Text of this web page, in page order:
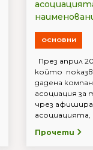
ОСНОВНИ
През април
който
дадена
асоциация за
чрез
асоциацията,
Прочети